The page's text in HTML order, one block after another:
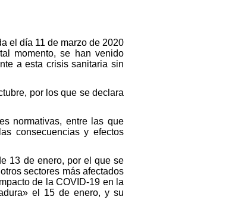
el día 11 de marzo de 2020
momento, se han venido
a esta crisis sanitaria sin
por los que se declara
normativas, entre las que
consecuencias y efectos
13 de enero, por el que se
sectores más afectados
de la COVID-19 en la
el 15 de enero, y su